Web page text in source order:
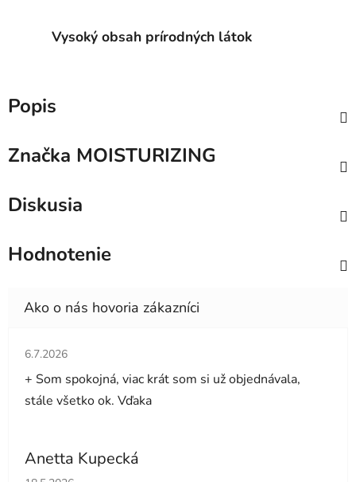
Vysoký obsah prírodných látok
Popis
Značka MOISTURIZING
Diskusia
Hodnotenie
Hodnotenie obchodu je 5 z 5 hviezdičiek.
6.7.2026
+ Som spokojná, viac krát som si už objednávala,
stále všetko ok. Vďaka
Anetta Kupecká